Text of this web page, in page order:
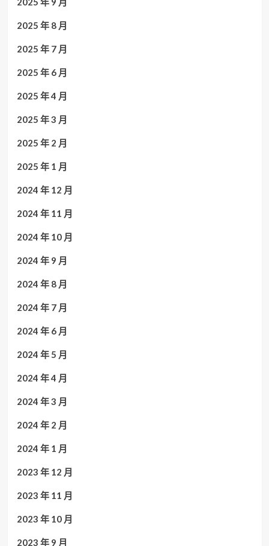
2025 年 8 月
2025 年 7 月
2025 年 6 月
2025 年 4 月
2025 年 3 月
2025 年 2 月
2025 年 1 月
2024 年 12 月
2024 年 11 月
2024 年 10 月
2024 年 9 月
2024 年 8 月
2024 年 7 月
2024 年 6 月
2024 年 5 月
2024 年 4 月
2024 年 3 月
2024 年 2 月
2024 年 1 月
2023 年 12 月
2023 年 11 月
2023 年 10 月
2023 年 9 月